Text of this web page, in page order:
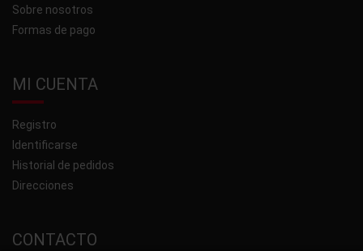
Sobre nosotros
Formas de pago
MI CUENTA
Registro
Identificarse
Historial de pedidos
Direcciones
CONTACTO